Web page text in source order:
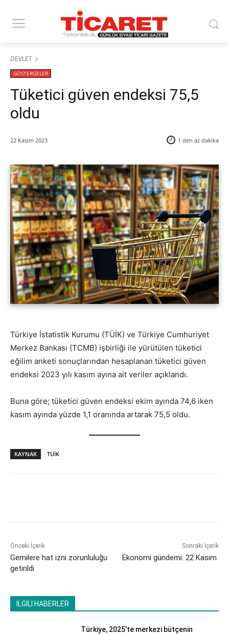
DEVLET
GÖSTERGELER
Tüketici güven endeksi 75,5
oldu
22 Kasım 2023 1 den az dakika
Türkiye İstatistik Kurumu (TÜİK) ve Türkiye Cumhuriyet
Merkez Bankası (TCMB) işbirliği ile yürütülen tüketici
eğilim anketi sonuçlarından hesaplanan tüketici güven
endeksi 2023 yılı kasım ayına ait veriler açıklandı.
Buna göre; tüketici güven endeksi ekim ayında 74,6 iken
kasım ayında yüzde 1,1 oranında artarak 75,5 oldu.
KAYNAK TÜİK
Önceki İçerik
Gemilere hat izni zorunluluğu
getirildi
Sonraki İçerik
Ekonomi gündemi: 22 Kasım
İLGİLİ HABERLER
Türkiye, 2025’te merkezi bütçenin